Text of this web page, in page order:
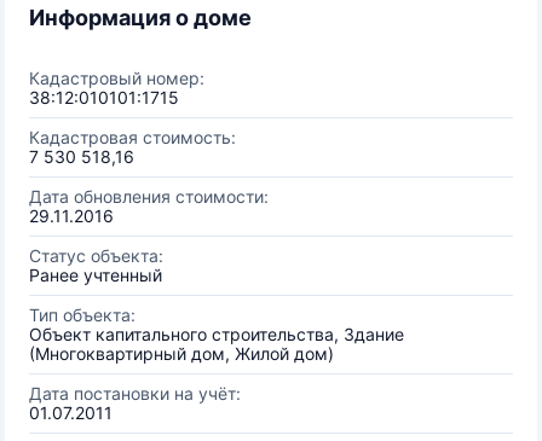
Информация о доме
Кадастровый номер:
38:12:010101:1715
Кадастровая стоимость:
7 530 518,16
Дата обновления стоимости:
29.11.2016
Статус объекта:
Ранее учтенный
Тип объекта:
Объект капитального строительства, Здание
(Многоквартирный дом, Жилой дом)
Дата постановки на учёт:
01.07.2011